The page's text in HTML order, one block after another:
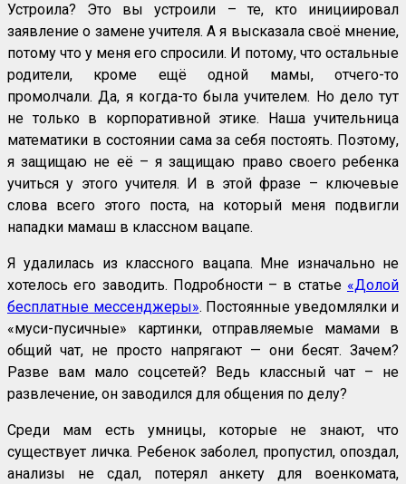
Устроила? Это вы устроили – те, кто инициировал
заявление о замене учителя. А я высказала своё мнение,
потому что у меня его спросили. И потому, что остальные
родители, кроме ещё одной мамы, отчего-то
промолчали. Да, я когда-то была учителем. Но дело тут
не только в корпоративной этике. Наша учительница
математики в состоянии сама за себя постоять. Поэтому,
я защищаю не её – я защищаю право своего ребенка
учиться у этого учителя. И в этой фразе – ключевые
слова всего этого поста, на который меня подвигли
нападки мамаш в классном вацапе.
Я удалилась из классного вацапа. Мне изначально не
хотелось его заводить. Подробности – в статье «Долой
бесплатные мессенджеры». Постоянные уведомлялки и
«муси-пусичные» картинки, отправляемые мамами в
общий чат, не просто напрягают — они бесят. Зачем?
Разве вам мало соцсетей? Ведь классный чат – не
развлечение, он заводился для общения по делу?
Среди мам есть умницы, которые не знают, что
существует личка. Ребенок заболел, пропустил, опоздал,
анализы не сдал, потерял анкету для военкомата,